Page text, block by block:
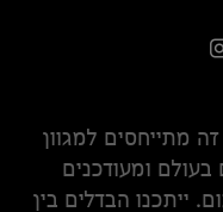
מתייחסים למגוון
ומעודכנים
ייתכנו הבדלים בין